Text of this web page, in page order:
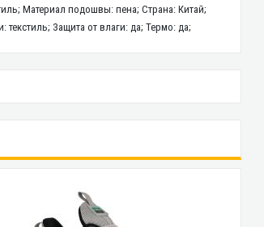
Материал подошвы: пена; Страна: Китай;
Защита от влаги: да; Термо: да;